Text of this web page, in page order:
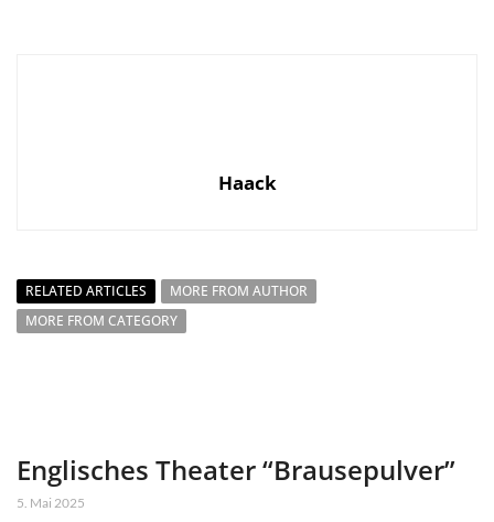
Haack
RELATED ARTICLES
MORE FROM AUTHOR
MORE FROM CATEGORY
Englisches Theater “Brausepulver”
5. Mai 2025